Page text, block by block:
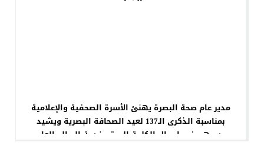
مدير عام صحة البصرة يهنئ الأسرة الصحفية والإعلامية
بمناسبة الذكرى الـ137 لعيد الصحافة البصرية ويشيد
بدورهم في إيصال الكلمة الحرة وخدمة الصالح العام